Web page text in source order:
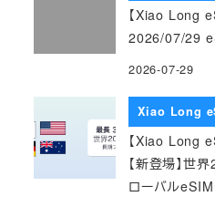
【Xiao Long
2026/07/29
2026-07-29
Xiao Long
【Xiao Long
【新登場】世
ローバルeSIM